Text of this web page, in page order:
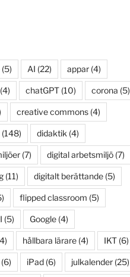
(5) AI (22) appar(4)
chatGPT(10) corona (5)
creative commons(4)
(148) didaktik (4)
(7) digital arbetsmiljö(7)
(11) digitalt berättande(5)
flipped classroom (5)
(5) Google(4)
hållbara lärare(4) IKT(6)
iPad(6) julkalender(25)